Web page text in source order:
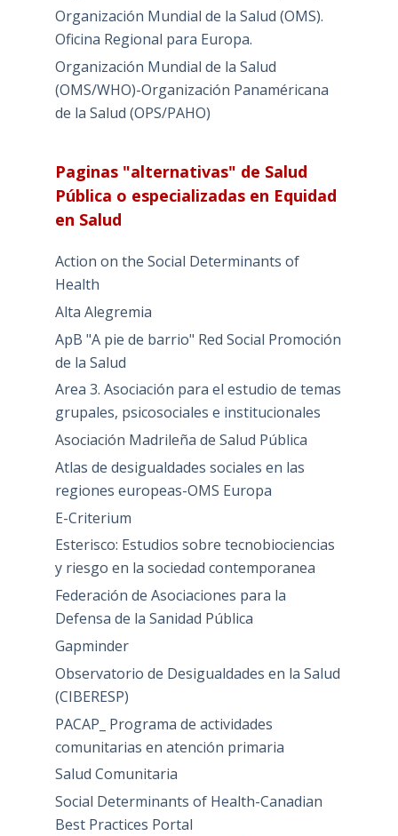
Organización Mundial de la Salud (OMS).
Oficina Regional para Europa.
Organización Mundial de la Salud
(OMS/WHO)-Organización Panaméricana
de la Salud (OPS/PAHO)
Paginas "alternativas" de Salud
Pública o especializadas en Equidad
en Salud
Action on the Social Determinants of
Health
Alta Alegremia
ApB "A pie de barrio" Red Social Promoción
de la Salud
Area 3. Asociación para el estudio de temas
grupales, psicosociales e institucionales
Asociación Madrileña de Salud Pública
Atlas de desigualdades sociales en las
regiones europeas-OMS Europa
E-Criterium
Esterisco: Estudios sobre tecnobiociencias
y riesgo en la sociedad contemporanea
Federación de Asociaciones para la
Defensa de la Sanidad Pública
Gapminder
Observatorio de Desigualdades en la Salud
(CIBERESP)
PACAP_ Programa de actividades
comunitarias en atención primaria
Salud Comunitaria
Social Determinants of Health-Canadian
Best Practices Portal